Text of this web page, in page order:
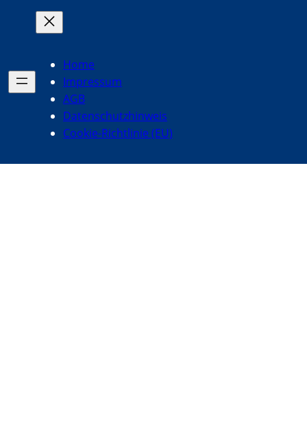
Home
Impressum
AGB
Datenschutzhinweis
Cookie-Richtlinie (EU)